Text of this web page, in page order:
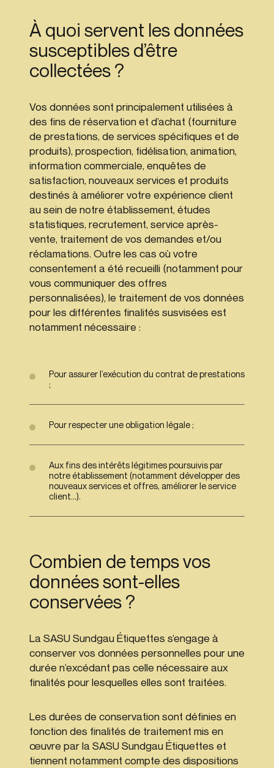
À quoi servent les données
susceptibles d’être
collectées ?
Vos données sont principalement utilisées à
des fins de réservation et d’achat (fourniture
de prestations, de services spécifiques et de
produits), prospection, fidélisation, animation,
information commerciale, enquêtes de
satisfaction, nouveaux services et produits
destinés à améliorer votre expérience client
au sein de notre établissement, études
statistiques, recrutement, service après-
vente, traitement de vos demandes et/ou
réclamations. Outre les cas où votre
consentement a été recueilli (notamment pour
vous communiquer des offres
personnalisées), le traitement de vos données
pour les différentes finalités susvisées est
notamment nécessaire :
Pour assurer l’exécution du contrat de prestations
;
Pour respecter une obligation légale ;
Aux fins des intérêts légitimes poursuivis par
notre établissement (notamment développer des
nouveaux services et offres, améliorer le service
client…).
Combien de temps vos
données sont-elles
conservées ?
La SASU Sundgau Étiquettes s’engage à
conserver vos données personnelles pour une
durée n’excédant pas celle nécessaire aux
finalités pour lesquelles elles sont traitées.
Les durées de conservation sont définies en
fonction des finalités de traitement mis en
œuvre par la SASU Sundgau Étiquettes et
tiennent notamment compte des dispositions